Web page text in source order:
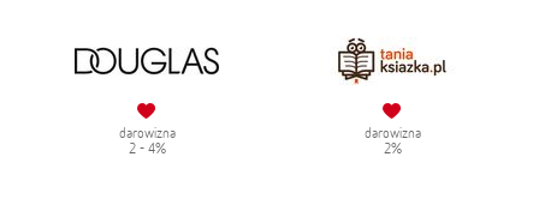
darowizna
2 - 4%
darowizna
2%